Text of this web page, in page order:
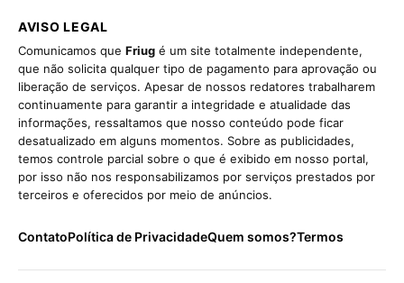
AVISO LEGAL
Comunicamos que Friug é um site totalmente independente,
que não solicita qualquer tipo de pagamento para aprovação ou
liberação de serviços. Apesar de nossos redatores trabalharem
continuamente para garantir a integridade e atualidade das
informações, ressaltamos que nosso conteúdo pode ficar
desatualizado em alguns momentos. Sobre as publicidades,
temos controle parcial sobre o que é exibido em nosso portal,
por isso não nos responsabilizamos por serviços prestados por
terceiros e oferecidos por meio de anúncios.
ContatoPolítica de PrivacidadeQuem somos?Termos